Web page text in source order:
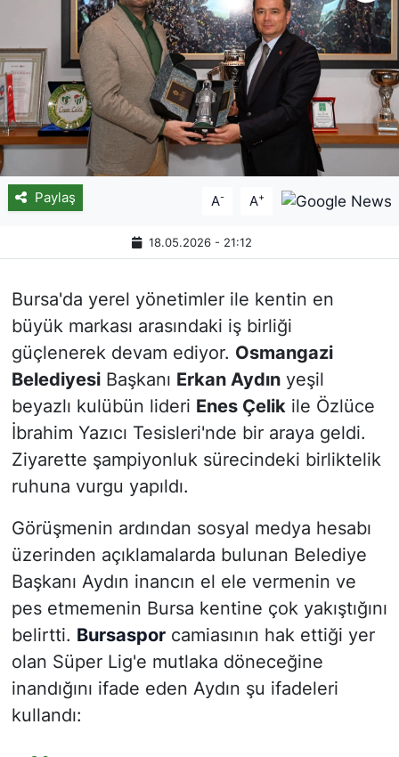
Paylaş A- A+
18.05.2026 - 21:12
Bursa'da yerel yönetimler ile kentin en
büyük markası arasındaki iş birliği
güçlenerek devam ediyor. Osmangazi
BelediyesiBaşkanı Erkan Aydınyeşil
beyazlı kulübün lideri Enes Çelik ile Özlüce
İbrahim Yazıcı Tesisleri'nde bir araya geldi.
Ziyarette şampiyonluk sürecindeki birliktelik
ruhuna vurgu yapıldı.
Görüşmenin ardından sosyal medya hesabı
üzerinden açıklamalarda bulunan Belediye
Başkanı Aydın inancın el ele vermenin ve
pes etmemenin Bursa kentine çok yakıştığını
belirtti. Bursasporcamiasının hak ettiği yer
olan Süper Lig'e mutlaka döneceğine
inandığını ifade eden Aydın şu ifadeleri
kullandı: